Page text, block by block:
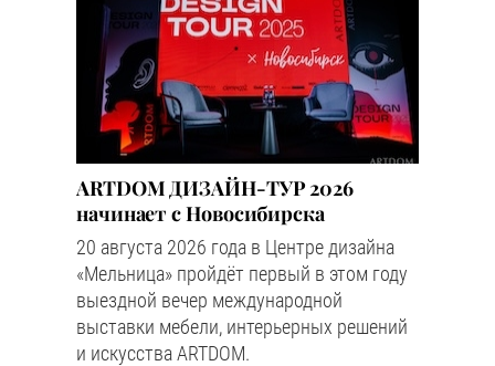
ARTDOM ДИЗАЙН-ТУР 2026
начинает с Новосибирска
20 августа 2026 года в Центре дизайна
«Мельница» пройдёт первый в этом году
выездной вечер международной
выставки мебели, интерьерных решений
и искусства ARTDOM.